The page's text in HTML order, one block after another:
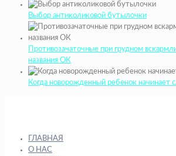
Выбор антиколиковой бутылочки
Противозачаточные при грудном
названия ОК
Когда новорожденный ребенок начинает
ГЛАВНАЯ
О НАС